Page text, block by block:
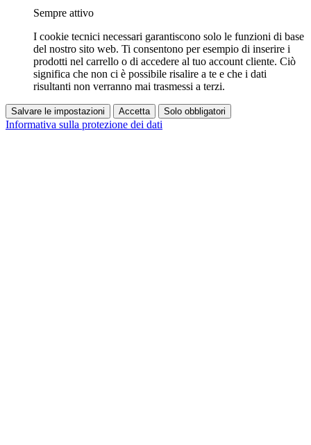
Sempre attivo
I cookie tecnici necessari garantiscono solo le funzioni di base
del nostro sito web. Ti consentono per esempio di inserire i
prodotti nel carrello o di accedere al tuo account cliente. Ciò
significa che non ci è possibile risalire a te e che i dati
risultanti non verranno mai trasmessi a terzi.
Salvare le impostazioni Accetta Solo obbligatori
Informativa sulla protezione dei dati